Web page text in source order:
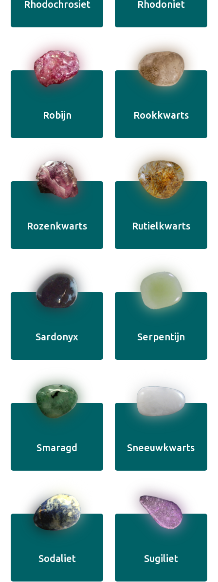
Rhodochrosiet Rhodoniet
Robijn Rookkwarts
Rozenkwarts Rutielkwarts
Sardonyx Serpentijn
Smaragd Sneeuwkwarts
Sodaliet Sugiliet